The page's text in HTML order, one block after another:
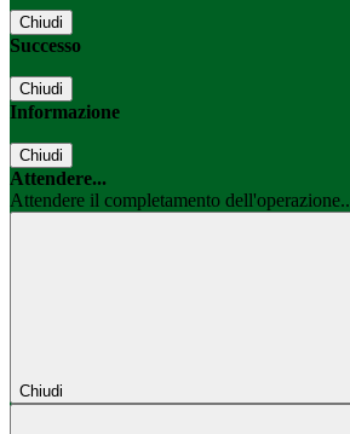
Chiudi
Successo
Chiudi
Informazione
Chiudi
Attendere...
Attendere il completamento
Chiudi